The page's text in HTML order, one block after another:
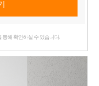
통해 확인하실 수 있습니다.